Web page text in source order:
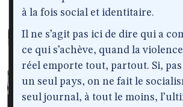
à la fois social et identitaire.
Il ne s’agit pas ici de dire qui a
ce qui s’achève, quand la
réel emporte tout, partout. Si,
un seul pays, on ne fait le
seul journal, à tout le moins,